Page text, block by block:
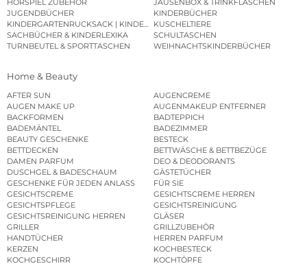
HÖRSPIEL ZUBEHÖR
JAUSENBOX & TRINKFLASCHEN
JUGENDBÜCHER
KINDERBÜCHER
KINDERGARTENRUCKSACK | KINDERGARTENBEUTEL
KUSCHELTIERE
SACHBÜCHER & KINDERLEXIKA
SCHULTASCHEN
TURNBEUTEL & SPORTTASCHEN
WEIHNACHTSKINDERBÜCHER
Home & Beauty
AFTER SUN
AUGENCREME
AUGEN MAKE UP
AUGENMAKEUP ENTFERNER
BACKFORMEN
BADTEPPICH
BADEMÄNTEL
BADEZIMMER
BEAUTY GESCHENKE
BESTECK
BETTDECKEN
BETTWÄSCHE & BETTBEZÜGE
DAMEN PARFUM
DEO & DEODORANTS
DUSCHGEL & BADESCHAUM
GÄSTETÜCHER
GESCHENKE FÜR JEDEN ANLASS
FÜR SIE
GESICHTSCREME
GESICHTSCREME HERREN
GESICHTSPFLEGE
GESICHTSREINIGUNG
GESICHTSREINIGUNG HERREN
GLÄSER
GRILLER
GRILLZUBEHÖR
HANDTÜCHER
HERREN PARFUM
KERZEN
KOCHBESTECK
KOCHGESCHIRR
KOCHTÖPFE